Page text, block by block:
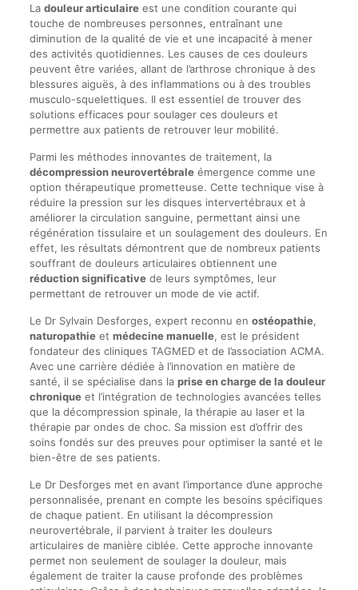
La douleur articulaireest une condition courante qui
touche de nombreuses personnes, entraînant une
diminution de la qualité de vie et une incapacité à mener
des activités quotidiennes. Les causes de ces douleurs
peuvent être variées, allant de l’arthrose chronique à des
blessures aiguës, à des inflammations ou à des troubles
musculo-squelettiques. Il est essentiel de trouver des
solutions efficaces pour soulager ces douleurs et
permettre aux patients de retrouver leur mobilité.
Parmi les méthodes innovantes de traitement, la
décompression neurovertébraleémergence comme une
option thérapeutique prometteuse. Cette technique vise à
réduire la pression sur les disques intervertébraux et à
améliorer la circulation sanguine, permettant ainsi une
régénération tissulaire et un soulagement des douleurs. En
effet, les résultats démontrent que de nombreux patients
souffrant de douleurs articulaires obtiennent une
réduction significativede leurs symptômes, leur
permettant de retrouver un mode de vie actif.
Le Dr Sylvain Desforges, expert reconnu en ostéopathie,
naturopathieet médecine manuelle, est le président
fondateur des cliniques TAGMED et de l’association ACMA.
Avec une carrière dédiée à l’innovation en matière de
santé, il se spécialise dans la prise en charge de la douleur
chroniqueet l’intégration de technologies avancées telles
que la décompression spinale, la thérapie au laser et la
thérapie par ondes de choc. Sa mission est d’offrir des
soins fondés sur des preuves pour optimiser la santé et le
bien-être de ses patients.
Le Dr Desforges met en avant l’importance d’une approche
personnalisée, prenant en compte les besoins spécifiques
de chaque patient. En utilisant la décompression
neurovertébrale, il parvient à traiter les douleurs
articulaires de manière ciblée. Cette approche innovante
permet non seulement de soulager la douleur, mais
également de traiter la cause profonde des problèmes